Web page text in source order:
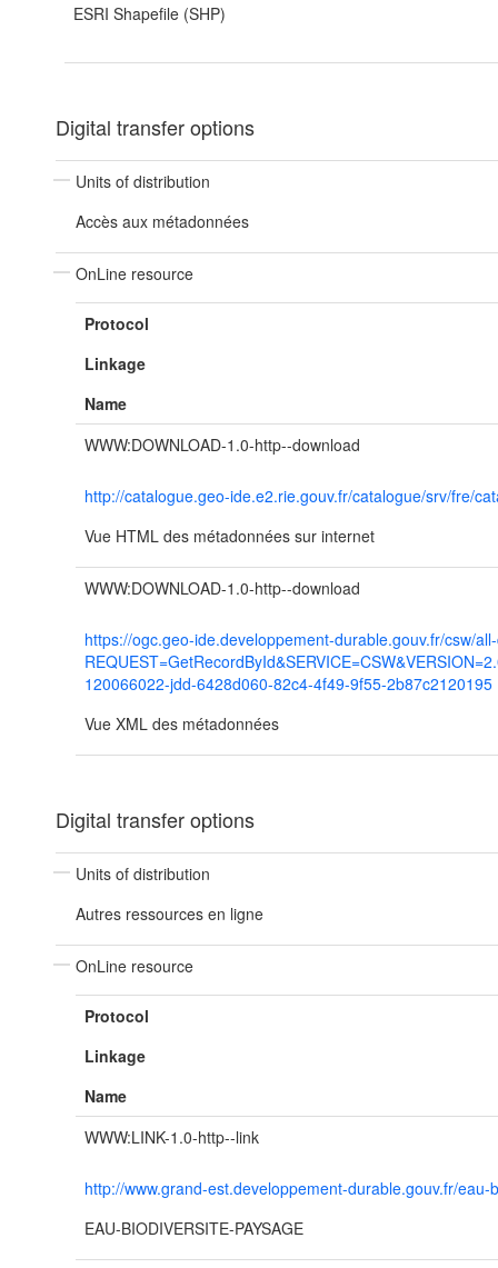
ESRI Shapefile (SHP)
Digital transfer options
Units of distribution
Accès aux métadonnées
OnLine resource
Protocol
Linkage
Name
WWW:DOWNLOAD-1.0-http--download
http://catalogue.geo-ide.e2.rie.gouv.fr/catalogue/srv/fre/
Vue HTML des métadonnées sur internet
WWW:DOWNLOAD-1.0-http--download
https://ogc.geo-ide.developpement-durable.gouv.fr/csw/
120066022-jdd-6428d060-82c4-4f49-9f55-2b87c2120195
Vue XML des métadonnées
Digital transfer options
Units of distribution
Autres ressources en ligne
OnLine resource
Protocol
Linkage
Name
WWW:LINK-1.0-http--link
http://www.grand-est.developpement-durable.gouv.fr/
EAU-BIODIVERSITE-PAYSAGE